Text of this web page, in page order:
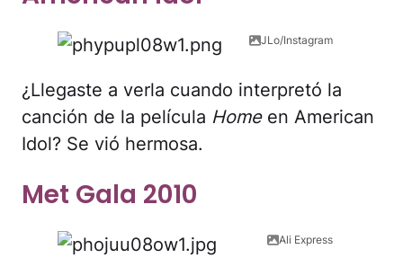
JLo/Instagram
¿Llegaste a verla cuando interpretó la
canción de la película Homeen American
Idol? Se vió hermosa.
Met Gala 2010
Ali Express